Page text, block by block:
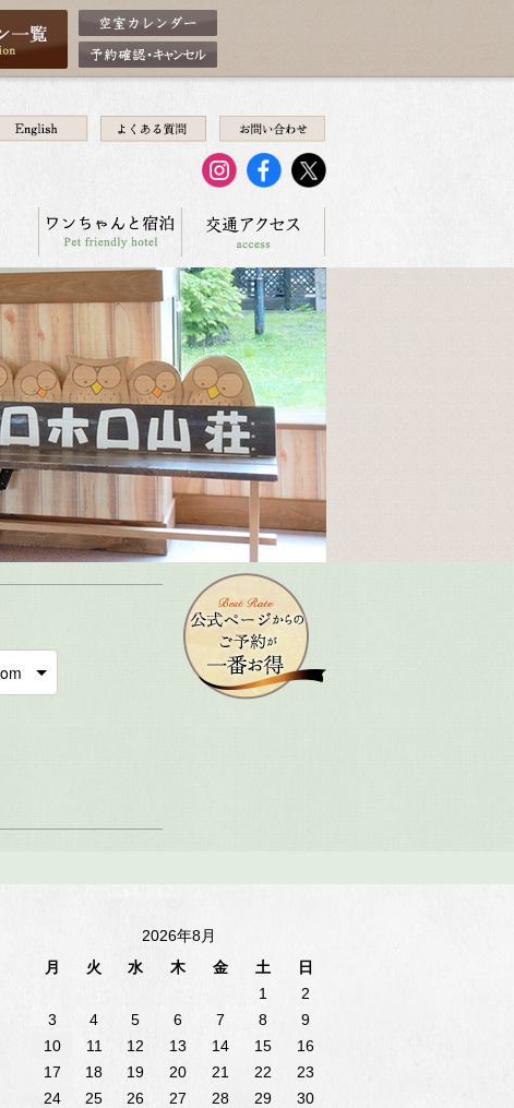
2026年8月
月
火 水 木 金 土
日
1
2
3
4 5 6 7 8
9
10
11 12 13 14 15
16
17
18 19 20 21 22
23
24
25 26 27 28 29
30